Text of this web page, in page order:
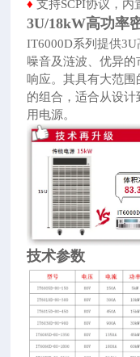
♦支持SCPI协议，内
3U/18kW高功率
IT6000D系列提供
噪音及涟波、优异
响应。其具有大范围
的组合，适合从设
用电源。
技术参数